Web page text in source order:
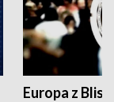
Europa z